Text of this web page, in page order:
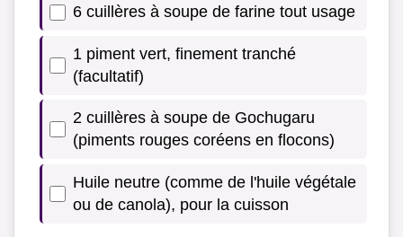
6 cuillères à soupe de farine tout usage
1 piment vert, finement tranché
(facultatif)
2 cuillères à soupe de Gochugaru
(piments rouges coréens en flocons)
Huile neutre (comme de l'huile végétale
ou de canola), pour la cuisson